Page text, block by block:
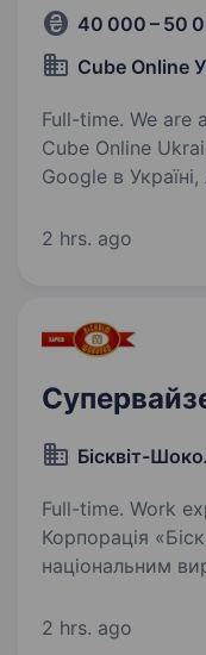
40 000 – 50
Cube Online
Full-time. We are
Cube Online
Google в
View,
2 hrs. ago
Бісквіт-
Full-time. Work
Корпорація
національним
після початку
2 hrs. ago